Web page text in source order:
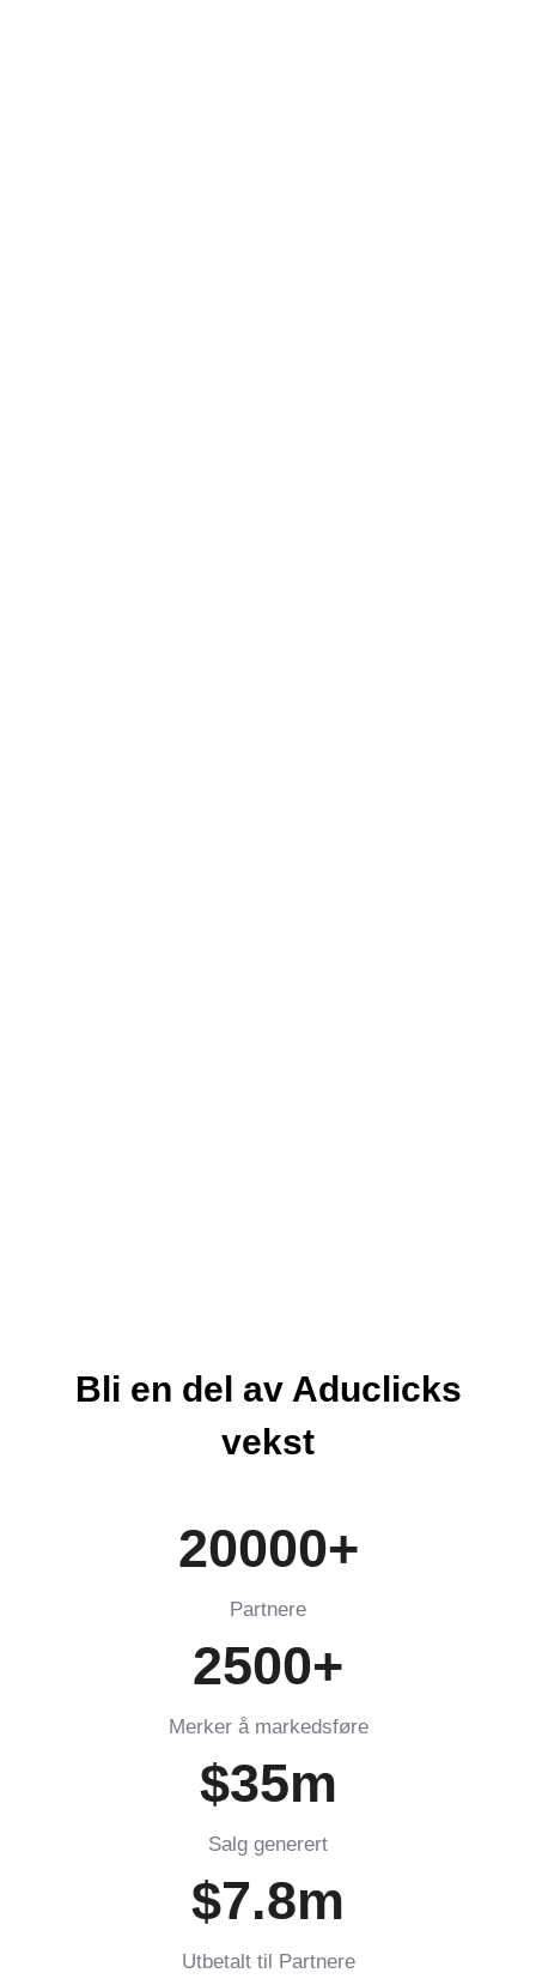
Bli en del av Aduclicks
vekst
20000+
Partnere
2500+
Merker å markedsføre
$35m
Salg generert
$7.8m
Utbetalt til Partnere